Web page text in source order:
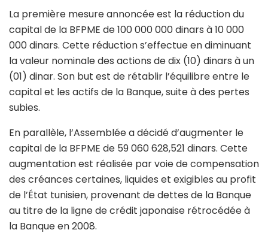
La première mesure annoncée est la réduction du
capital de la BFPME de 100 000 000 dinars à 10 000
000 dinars. Cette réduction s’effectue en diminuant
la valeur nominale des actions de dix (10) dinars à un
(01) dinar. Son but est de rétablir l’équilibre entre le
capital et les actifs de la Banque, suite à des pertes
subies.
En parallèle, l’Assemblée a décidé d’augmenter le
capital de la BFPME de 59 060 628,521 dinars. Cette
augmentation est réalisée par voie de compensation
des créances certaines, liquides et exigibles au profit
de l’État tunisien, provenant de dettes de la Banque
au titre de la ligne de crédit japonaise rétrocédée à
la Banque en 2008.